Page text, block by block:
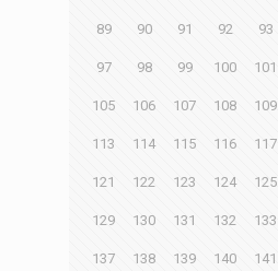
89 90 91 92 93
97 98 99 100 101
105 106 107 108 109
113 114 115 116 117
121 122 123 124 125
129 130 131 132 133
137 138 139 140 141